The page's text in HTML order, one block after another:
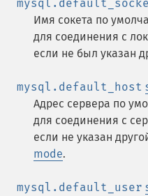
Имя сокета по
для соединения с
если не был указан
mysql.default_host
Адрес сервера по
для соединения с
если не указан
mode.
mysql.default_user